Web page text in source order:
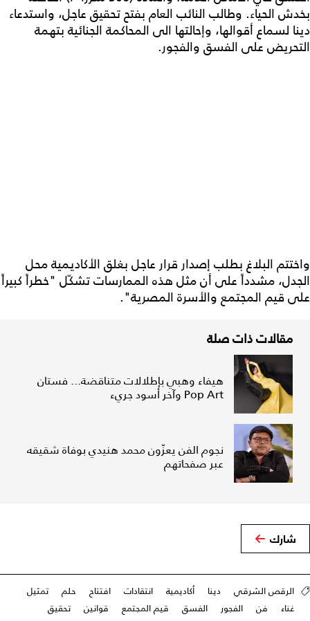
بخدش الحياء. وطالب النائب العام بفتح تحقيق عاجل، واستدعاء
دينا لسماع أقوالها، وإحالتها الى المحاكمة الجنائية بتهمة
التحريض على الفسق والفجور.
واختتم البلاغ بطلب إصدار قرار عاجل بغلق الأكاديمية محل
الجدل، مشدداً على أن مثل هذه الممارسات تشكّل "خطراً كبيراً
على قيم المجتمع والأسرة المصرية".
مقالات ذات صلة
هيفاء وهبي بإطلالات متناقضة... فستان
Pop Art وآخر أسود جريء
نجوم الفن يعزّون محمد هنيدي بوفاة شقيقه
عبر صفحاتهم
شارك
الرقص الشرقي دينا أكاديمية انتقادات افتتاح حلم
تمثيل
غناء
فن الفجور الفسق قيم المجتمع قوانين
تحقيق